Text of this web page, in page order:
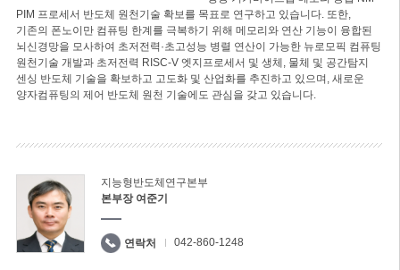
PIM 프로세서 반도체 원천기술 확보를 목표로 연구하고 있습니다. 또한,
기존의 폰노이만 컴퓨팅 한계를 극복하기 위해 메모리와 연산 기능이 융합된
뇌신경망을 모사하여 초저전력·초고성능 병렬 연산이 가능한 뉴로모픽 컴퓨팅
원천기술 개발과 초저전력 RISC-V 엣지프로세서 및 생체, 물체 및 공간탐지
센싱 반도체 기술을 확보하고 고도화 및 산업화를 추진하고 있으며, 새로운
양자컴퓨팅의 제어 반도체 원천 기술에도 관심을 갖고 있습니다.
지능형반도체연구본부
본부장 여준기
연락처 042-860-1248